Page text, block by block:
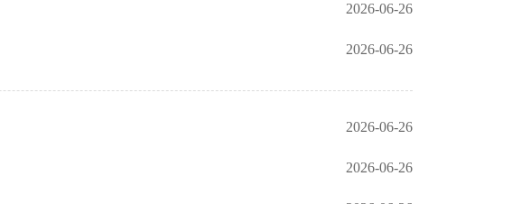
2026-06-26
2026-06-26
2026-06-26
2026-06-26